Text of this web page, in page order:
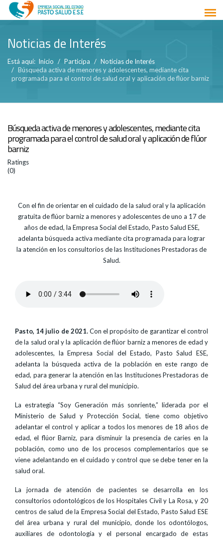
Noticias de Interés
Está aquí: Inicio Participa
Noticias de Interés
Búsqueda activa de menores y adolescentes, mediante cita
programada para el control de salud oral y aplicación de flúor barniz
Búsqueda activa de menores y adolescentes, mediante cita
programada para el control de salud oral y aplicación de flúor
barniz
Ratings
(0)
Con el fin de orientar en el cuidado de la salud oral y la aplicación
gratuita de flúor barniz a menores y adolescentes de uno a 17 de
años de edad, la Empresa Social del Estado, Pasto Salud ESE,
adelanta búsqueda activa mediante cita programada para lograr
la atención en los consultorios de las Instituciones Prestadoras de
Salud.
Pasto, 14 julio de 2021.Con el propósito de garantizar el control
de la salud oral y la aplicación de flúor barniz a menores de edad y
adolescentes, la Empresa Social del Estado, Pasto Salud ESE,
adelanta la búsqueda activa de la población en este rango de
edad, para generar la atención en las Instituciones Prestadoras de
Salud del área urbana y rural del municipio.
La estrategia “Soy Generación más sonriente,” liderada por el
Ministerio de Salud y Protección Social, tiene como objetivo
adelantar el control y aplicar a todos los menores de 18 años de
edad, el flúor Barniz, para disminuir la presencia de caries en la
población, como uno de los procesos complementarios que se
viene adelantando en el cuidado y control que se debe tener en la
salud oral.
La jornada de atención de pacientes se desarrolla en los
consultorios odontológicos de los Hospitales Civil y La Rosa, y 20
centros de salud de la Empresa Social del Estado, Pasto Salud ESE
del área urbana y rural del municipio, donde los odontólogos,
auxiliares de odontología y el personal encargado de estas